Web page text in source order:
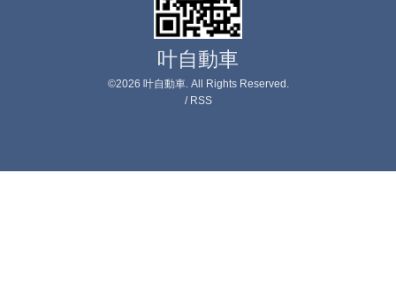
叶自動車
©2026 叶自動車. All Rights Reserved.
/ RSS